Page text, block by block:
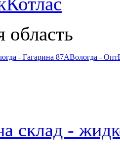
область
- Гагарина 87АВологда - Опт
склад -